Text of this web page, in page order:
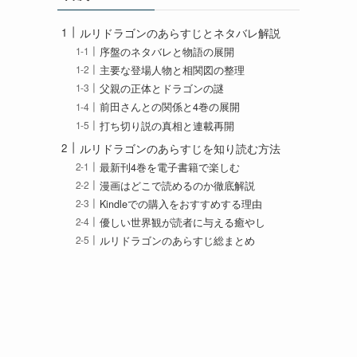
ルリドラゴンのあらすじとネタバレ解説
序盤のネタバレと物語の展開
主要な登場人物と相関図の整理
父親の正体とドラゴンの謎
前田さんとの関係と4巻の展開
打ち切り説の真相と連載再開
ルリドラゴンのあらすじを知り読む方法
最新刊4巻を電子書籍で楽しむ
漫画はどこで読めるのか徹底解説
Kindleでの購入をおすすめする理由
優しい世界観が読者に与える癒やし
ルリドラゴンのあらすじ総まとめ